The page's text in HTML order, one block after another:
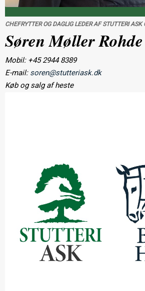
CHEFRYTTER OG DAGLIG LEDER AF STUTTERI ASK
Søren Møller Rohde
Mobil: +45 2944 8389
E-mail: soren@stutteriask.dk
Køb og salg af heste